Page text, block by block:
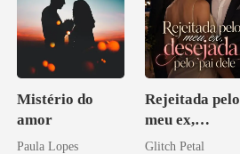
Mistério do
amor
Paula Lopes
Rejeitada pelo
meu ex,
desejada pelo
Glitch Petal